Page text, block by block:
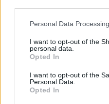
Please note that this website/
not limited to your visit or
grant or deny consent to
use your data for below
consent section.
Personal Data
I want to opt-out of the
personal data.
Opted In
I want to opt-out of the
Personal Data.
Opted In
Το FIAT 500 Hybrid τώρα
από 18.990 ευρώ